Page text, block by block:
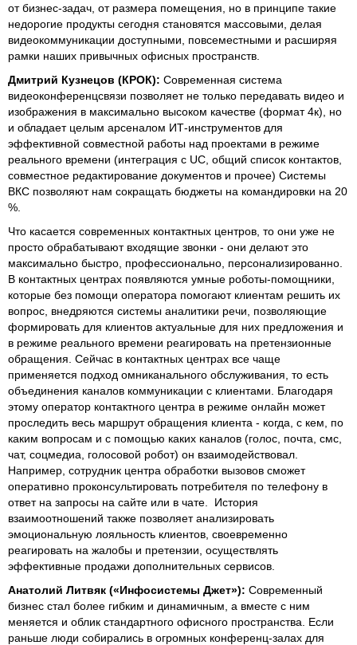
от бизнес-задач, от размера помещения, но в принципе такие
недорогие продукты сегодня становятся массовыми, делая
видеокоммуникации доступными, повсеместными и расширяя
рамки наших привычных офисных пространств.
Дмитрий Кузнецов (КРОК): Современная система
видеоконференцсвязи позволяет не только передавать видео и
изображения в максимально высоком качестве (формат 4к), но
и обладает целым арсеналом ИТ-инструментов для
эффективной совместной работы над проектами в режиме
реального времени (интеграция с UC, общий список контактов,
совместное редактирование документов и прочее) Системы
ВКС позволяют нам сокращать бюджеты на командировки на 20
%.
Что касается современных контактных центров, то они уже не
просто обрабатывают входящие звонки - они делают это
максимально быстро, профессионально, персонализированно.
В контактных центрах появляются умные роботы-помощники,
которые без помощи оператора помогают клиентам решить их
вопрос, внедряются системы аналитики речи, позволяющие
формировать для клиентов актуальные для них предложения и
в режиме реального времени реагировать на претензионные
обращения. Сейчас в контактных центрах все чаще
применяется подход омниканального обслуживания, то есть
объединения каналов коммуникации с клиентами. Благодаря
этому оператор контактного центра в режиме онлайн может
проследить весь маршрут обращения клиента - когда, с кем, по
каким вопросам и с помощью каких каналов (голос, почта, смс,
чат, соцмедиа, голосовой робот) он взаимодействовал.
Например, сотрудник центра обработки вызовов сможет
оперативно проконсультировать потребителя по телефону в
ответ на запросы на сайте или в чате. История
взаимоотношений также позволяет анализировать
эмоциональную лояльность клиентов, своевременно
реагировать на жалобы и претензии, осуществлять
эффективные продажи дополнительных сервисов.
Анатолий Литвяк («Инфосистемы Джет»): Современный
бизнес стал более гибким и динамичным, а вместе с ним
меняется и облик стандартного офисного пространства. Если
раньше люди собирались в огромных конференц-залах для